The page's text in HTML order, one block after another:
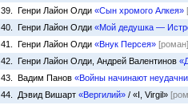
39. Генри Лайон Олди «Сын хромого Алкея»
40. Генри Лайон Олди «Мой дедушка —
41. Генри Лайон Олди «Внук Персея» [роман]
42. Генри Лайон Олди, Андрей Валентинов
43. Вадим Панов «Войны начинают
44. Дэвид Вишарт «Вергилий» / «I, Virgil»